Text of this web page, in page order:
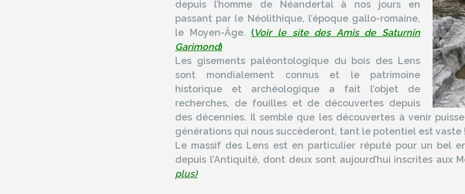
depuis l’homme de Néandertal à nos jours en
passant par le Néolithique, l’époque gallo-romaine,
le Moyen-Âge. (Voir le site des Amis de Saturnin
Garimond)
Les gisements paléontologique du bois des Lens
sont mondialement connus et le patrimoine
historique et archéologique a fait l’objet de
recherches, de fouilles et de découvertes depuis
des décennies. Il semble que les découvertes à venir
générations qui nous succèderont, tant le potentiel est vaste !
Le massif des Lens est en particulier réputé pour un bel
depuis l’Antiquité, dont deux sont aujourd’hui inscrites aux
plus)